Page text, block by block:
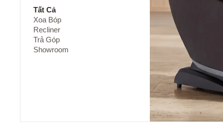
Tất Cả
Xoa Bóp
Recliner
Trả Góp
Showroom